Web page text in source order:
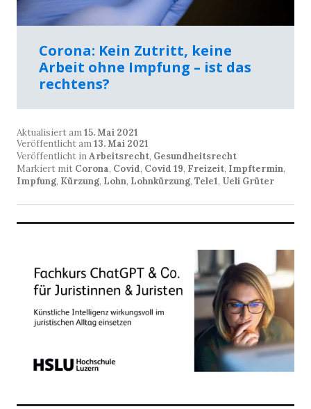
Corona: Kein Zutritt, keine
Arbeit ohne Impfung – ist das
rechtens?
Aktualisiert am15. Mai 2021
Veröffentlicht am13. Mai 2021
Veröffentlicht inArbeitsrecht, Gesundheitsrecht
Markiert mit Corona, Covid, Covid 19, Freizeit, Impftermin,
Impfung, Kürzung, Lohn, Lohnkürzung, Tele1, Ueli Grüter